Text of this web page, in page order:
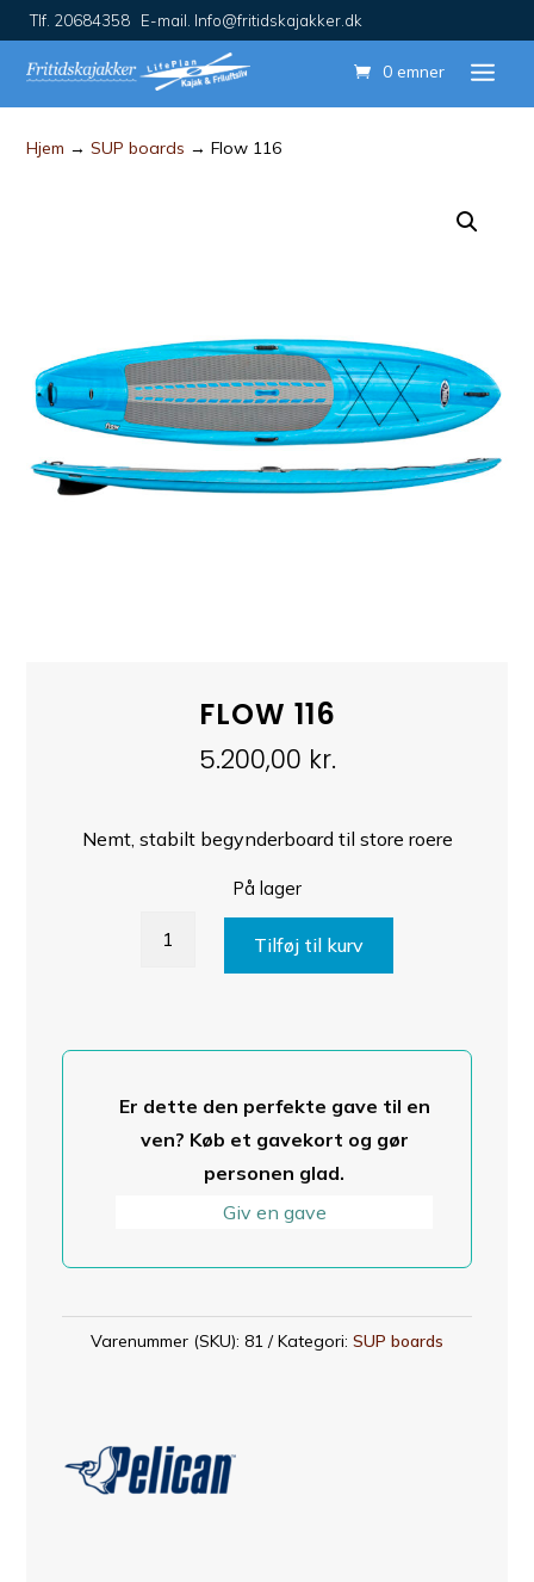
Tlf. 20684358 E-mail. Info@fritidskajakker.dk
0 emner
Hjem →SUP boards → Flow 116
FLOW 116
5.200,00 kr.
Nemt, stabilt begynderboard til store roere
På lager
Tilføj til kurv
Er dette den perfekte gave til en
ven? Køb et gavekort og gør
personen glad.
Giv en gave
Varenummer (SKU): 81 Kategori: SUP boards